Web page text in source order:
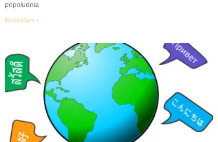
popołudnia
Read More »